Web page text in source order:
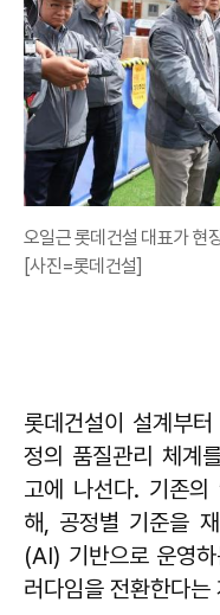
오일근 롯데건설 대표가 현
[사진=롯데건설]
롯데건설이 설계부
정의 품질관리 체계
고에 나선다. 기존의
해, 공정별 기준을
(AI) 기반으로 운영하
러다임을 전환한다는